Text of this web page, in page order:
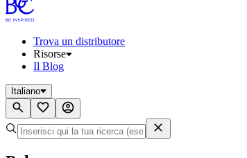
Trova un distributore
Risorse
Il Blog
Italiano